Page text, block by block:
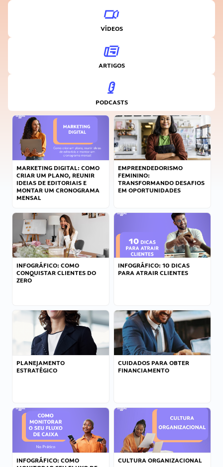
VÍDEOS
ARTIGOS
PODCASTS
MARKETING DIGITAL: COMO
CRIAR UM PLANO, REUNIR
IDEIAS DE EDITORIAIS E
MONTAR UM CRONOGRAMA
MENSAL
EMPREENDEDORISMO
FEMININO:
TRANSFORMANDO DESAFIOS
EM OPORTUNIDADES
INFOGRÁFICO: COMO
CONQUISTAR CLIENTES DO
ZERO
INFOGRÁFICO: 10 DICAS
PARA ATRAIR CLIENTES
PLANEJAMENTO
ESTRATÉGICO
CUIDADOS PARA OBTER
FINANCIAMENTO
INFOGRÁFICO: COMO
CULTURA ORGANIZACIONAL